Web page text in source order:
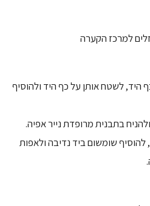
למרכז הקערה
היד, לשטח אותן על כף היד ולהוסיף
בתבנית מרופדת נייר אפיה.
שומשום ביד נדיבה ולאפות